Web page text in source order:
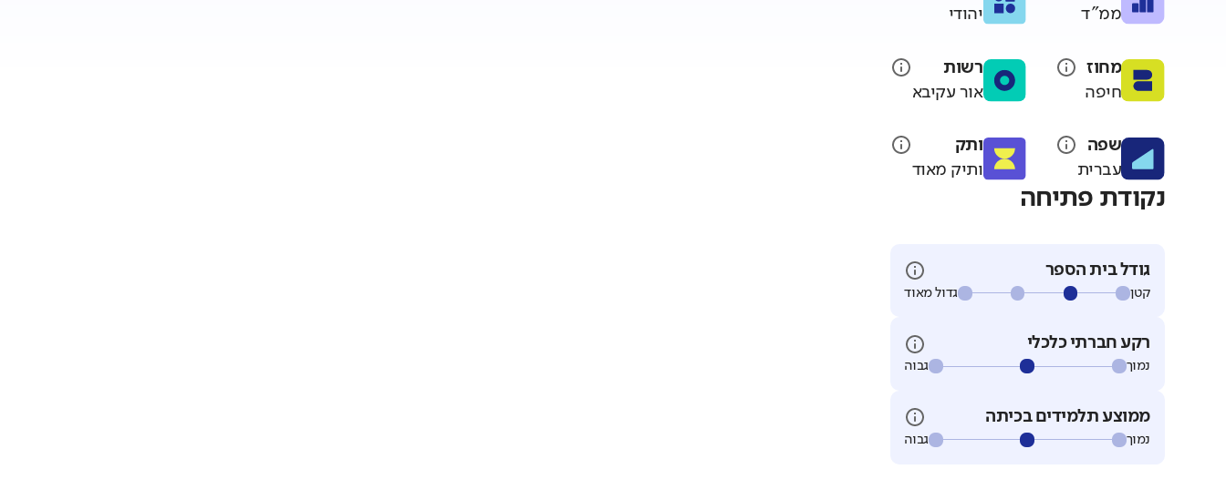
ממ"ד יהודי
מחוז
חיפה
רשות
אור עקיבא
שפה
עברית
ותק
ותיק מאוד
נקודת פתיחה
גודל בית הספר
גדול מאוד קטן
רקע חברתי כלכלי
גבוה נמוך
ממוצע תלמידים בכיתה
גבוה נמוך